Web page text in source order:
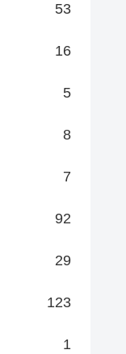
53
16
5
8
7
92
29
123
1